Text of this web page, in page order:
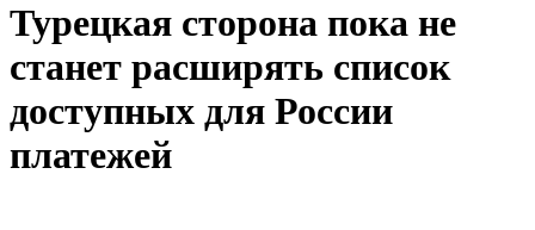
Турецкая сторона пока не
станет расширять список
доступных для России
платежей